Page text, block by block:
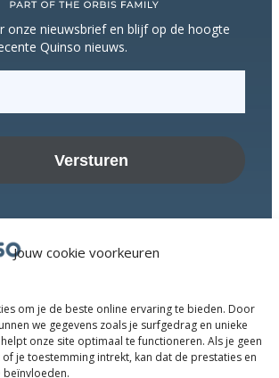
Jouw cookie voorkeuren
om je de beste online ervaring te bieden. Door
we gegevens zoals je surfgedrag en unieke
onze site optimaal te functioneren. Als je geen
je toestemming intrekt, kan dat de prestaties en
beïnvloeden.
Q-
meeting
onze nieuwsbrief en blijf op de hoogte
Quinso nieuws.